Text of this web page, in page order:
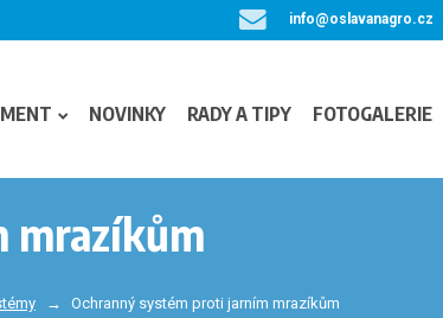
info@oslavanagro.cz
NOVINKY RADY A TIPY FOTOGALERIE
mrazíkům
Ochranný systém proti jarním mrazíkům